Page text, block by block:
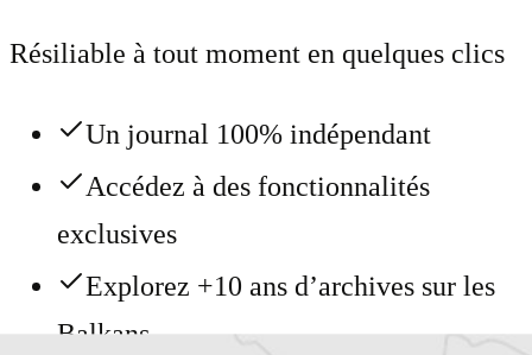
Résiliable à tout moment en quelques clics
Un journal 100% indépendant
Accédez à des fonctionnalités
exclusives
Explorez +10 ans d’archives sur les
Balkans